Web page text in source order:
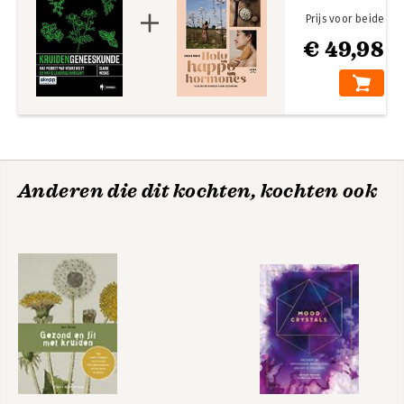
€ 49,98
Prijs voor beide
Anderen die dit kochten, kochten ook